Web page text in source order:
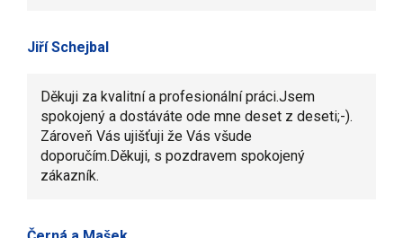
Jiří Schejbal
Děkuji za kvalitní a profesionální práci.Jsem
spokojený a dostáváte ode mne deset z deseti;-).
Zároveň Vás ujišťuji že Vás všude
doporučím.Děkuji, s pozdravem spokojený
zákazník.